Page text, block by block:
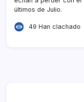
últimos de Julio.
49 Han clachado